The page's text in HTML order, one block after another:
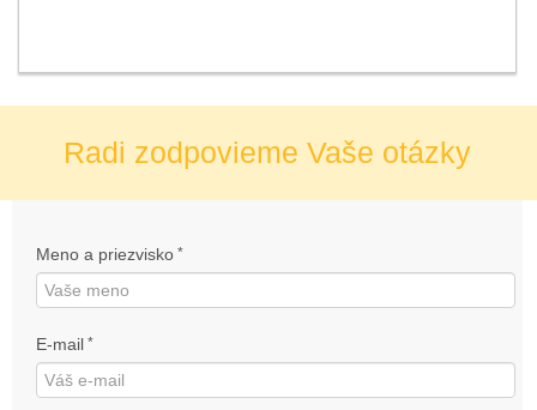
Radi zodpovieme Vaše otázky
Meno a priezvisko *
E-mail *